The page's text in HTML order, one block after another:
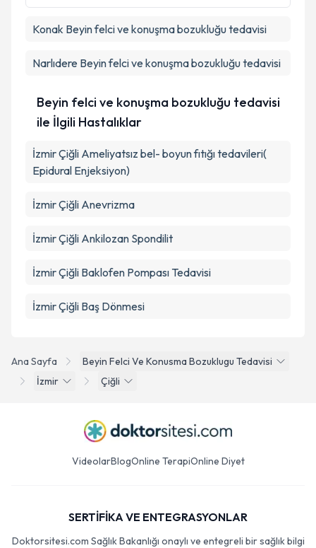
Takvim Talebini Gönder
Ana Sayfa
Beyin Felci Ve Konusma Bozuklugu Tedavisi
İzmir
Çiğli
Konak Beyin felci ve konuşma bozukluğu tedavisi
Narlıdere Beyin felci ve konuşma bozukluğu tedavisi
Beyin felci ve konuşma bozukluğu tedavisi
ile İlgili Hastalıklar
İzmir Çiğli Ameliyatsız bel- boyun fıtığı tedavileri(
Epidural Enjeksiyon)
İzmir Çiğli Anevrizma
İzmir Çiğli Ankilozan Spondilit
İzmir Çiğli Baklofen Pompası Tedavisi
İzmir Çiğli Baş Dönmesi
VideolarBlogOnline TerapiOnline Diyet
SERTİFİKA VE ENTEGRASYONLAR
Doktorsitesi.com Sağlık Bakanlığı onaylı ve entegreli bir sağlık bilgi